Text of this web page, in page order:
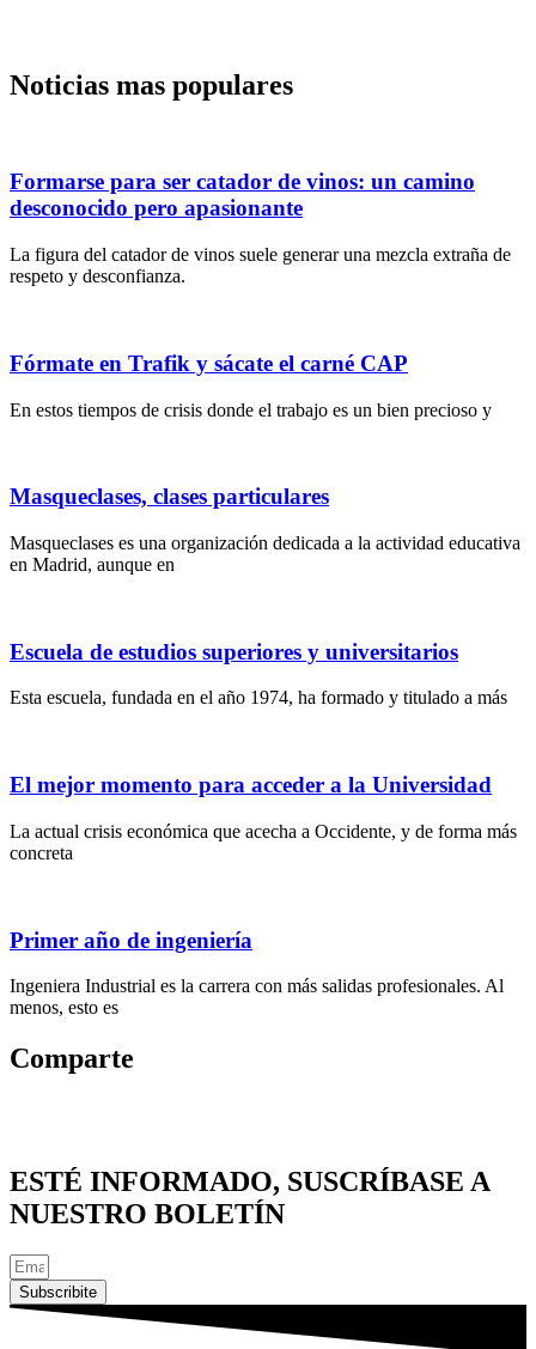
Noticias mas populares
Formarse para ser catador de vinos: un camino
desconocido pero apasionante
La figura del catador de vinos suele generar una mezcla extraña de
respeto y desconfianza.
Fórmate en Trafik y sácate el carné CAP
En estos tiempos de crisis donde el trabajo es un bien precioso y
Masqueclases, clases particulares
Masqueclases es una organización dedicada a la actividad educativa
en Madrid, aunque en
Escuela de estudios superiores y universitarios
Esta escuela, fundada en el año 1974, ha formado y titulado a más
El mejor momento para acceder a la Universidad
La actual crisis económica que acecha a Occidente, y de forma más
concreta
Primer año de ingeniería
Ingeniera Industrial es la carrera con más salidas profesionales. Al
menos, esto es
Comparte
ESTÉ INFORMADO, SUSCRÍBASE A
NUESTRO BOLETÍN
Subscribite